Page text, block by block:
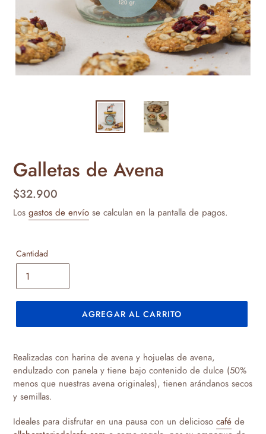
Galletas de Avena
Precio
habitual
$32.900
Los gastos de envío se calculan en la pantalla de pagos.
Cantidad
AGREGAR AL CARRITO
el
producto
carrito
de
compra
Realizadas con harina de avena y hojuelas de avena,
endulzado con panela y tiene bajo contenido de dulce (50%
menos que nuestras avena originales), tienen arándanos secos
y semillas.
Ideales para disfrutar en una pausa con un delicioso café de